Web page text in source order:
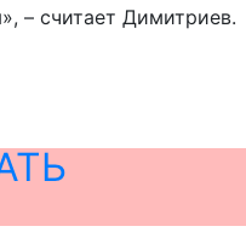
– считает Димитриев.